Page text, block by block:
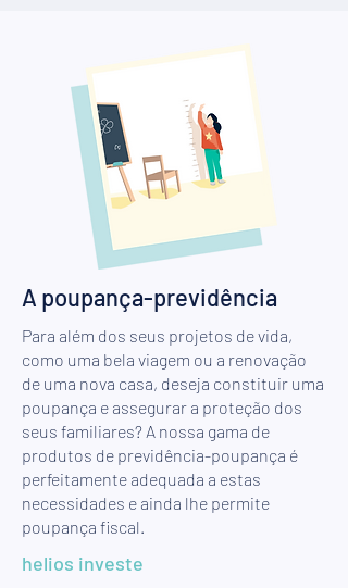
A poupança-previdência
Para além dos seus projetos de vida,
como uma bela viagem ou a renovação
de uma nova casa, deseja constituir uma
poupança e assegurar a proteção dos
seus familiares? A nossa gama de
produtos de previdência-poupança é
perfeitamente adequada a estas
necessidades e ainda lhe permite
poupança fiscal.
helios investe